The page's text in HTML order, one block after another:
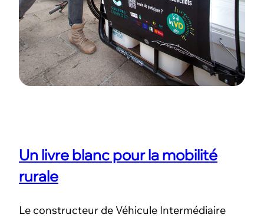
Un livre blanc pour la mobilité
rurale
Le constructeur de Véhicule Intermédiaire